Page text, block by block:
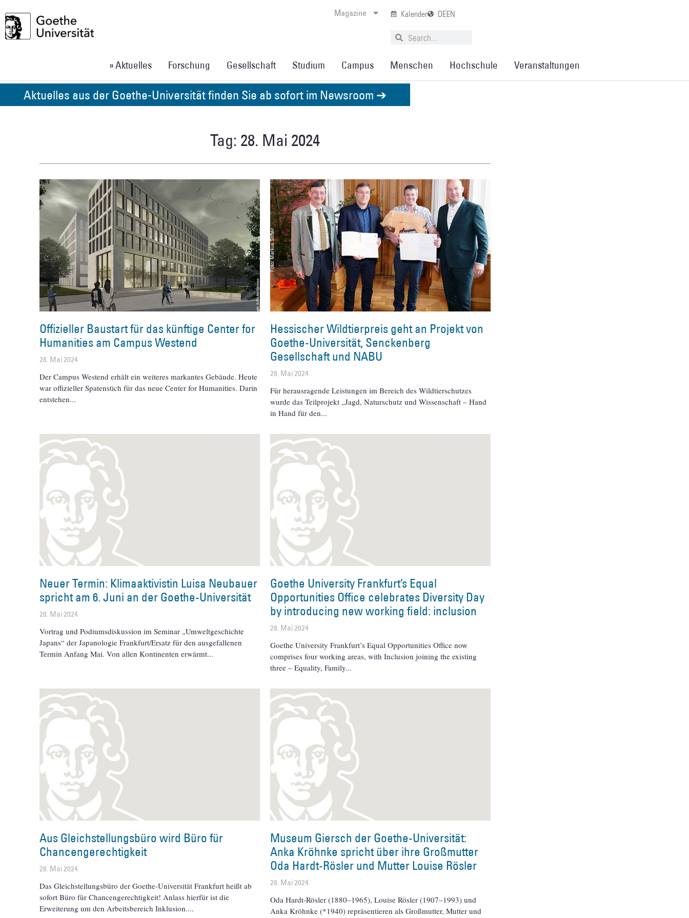
Magazine Kalender DEEN
» Aktuelles Forschung Gesellschaft Studium Campus Menschen Hochschule Veranstaltungen
Aktuelles aus der Goethe-Universität finden Sie ab sofort im Newsroom ➔
Tag: 28. Mai 2024
Offizieller Baustart für das künftige Center for
Humanities am Campus Westend
28. Mai 2024
Der Campus Westend erhält ein weiteres markantes Gebäude. Heute
war offizieller Spatenstich für das neue Center for Humanities. Darin
entstehen
Hessischer Wildtierpreis geht an Projekt von
Goethe-Universität, Senckenberg
Gesellschaft und NABU
28. Mai 2024
Für herausragende Leistungen im Bereich des Wildtierschutzes
wurde das Teilprojekt „Jagd, Naturschutz und Wissenschaft – Hand
in Hand für den
Neuer Termin: Klimaaktivistin Luisa Neubauer
spricht am 6. Juni an der Goethe-Universität
28. Mai 2024
Vortrag und Podiumsdiskussion im Seminar „Umweltgeschichte
Japans“ der Japanologie Frankfurt/Ersatz für den ausgefallenen
Termin Anfang Mai. Von allen Kontinenten erwärmt
Goethe University Frankfurt’s Equal
Opportunities Office celebrates Diversity Day
by introducing new working field: inclusion
28. Mai 2024
Goethe University Frankfurt’s Equal Opportunities Office now
comprises four working areas, with Inclusion joining the existing
three – Equality, Family
Aus Gleichstellungsbüro wird Büro für
Chancengerechtigkeit
28. Mai 2024
Das Gleichstellungsbüro der Goethe-Universität Frankfurt heißt ab
sofort Büro für Chancengerechtigkeit! Anlass hierfür ist die
Erweiterung um den Arbeitsbereich Inklusion.
Museum Giersch der Goethe-Universität:
Anka Kröhnke spricht über ihre Großmutter
Oda Hardt-Rösler und Mutter Louise Rösler
28. Mai 2024
Oda Hardt-Rösler (1880–1965), Louise Rösler (1907–1993) und
Anka Kröhnke (*1940) repräsentieren als Großmutter, Mutter und